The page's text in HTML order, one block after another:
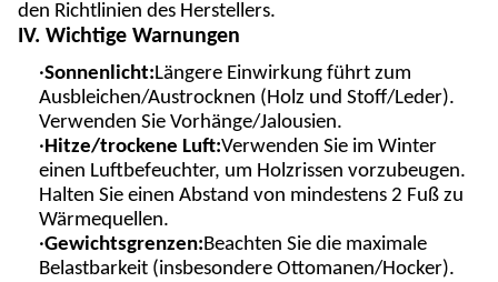
den Richtlinien des Herstellers.
IV. Wichtige Warnungen
·Sonnenlicht:Längere Einwirkung führt zum
Ausbleichen/Austrocknen (Holz und Stoff/Leder).
Verwenden Sie Vorhänge/Jalousien.
·Hitze/trockene Luft:Verwenden Sie im Winter
einen Luftbefeuchter, um Holzrissen vorzubeugen.
Halten Sie einen Abstand von mindestens 2 Fuß zu
Wärmequellen.
·Gewichtsgrenzen:Beachten Sie die maximale
Belastbarkeit (insbesondere Ottomanen/Hocker).